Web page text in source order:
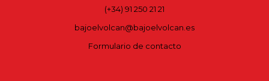
(+34) 91 250 21 21
bajoelvolcan@bajoelvolcan.es
Formulario de contacto